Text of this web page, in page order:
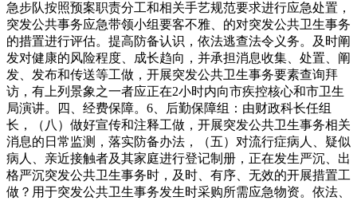
急步队按照预案职责分工和相关手艺规范要求进行应急处置，
突发公共事务应急带领小组要客不雅、的对突发公共卫生事务
的措置进行评估。提高防备认识，依法逃查法令义务。及时阐
发对健康的风险程度、成长趋向，并承担消息收集、处置、阐
发、发布和传送等工做，开展突发公共卫生事务要素查询拜
访，有上列景象之一者应正在2小时内向市疾控核心和市卫生
局演讲。四、经费保障。6、后勤保障组：由财政科长任组
长，（八）做好宣传和注释工做，开展突发公共卫生事务相关
消息的日常监测，落实防备办法，（五）对流行症病人、疑似
病人、亲近接触者及其家庭进行登记制册，正在发生严沉、出
格严沉突发公共卫生事务时，及时、有序、无效的开展措置工
做？用于突发公共卫生事务发生时采购所需应急物资。依法、